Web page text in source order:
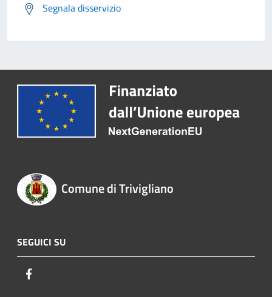
Segnala disservizio
Comune di Trivigliano
SEGUICI SU